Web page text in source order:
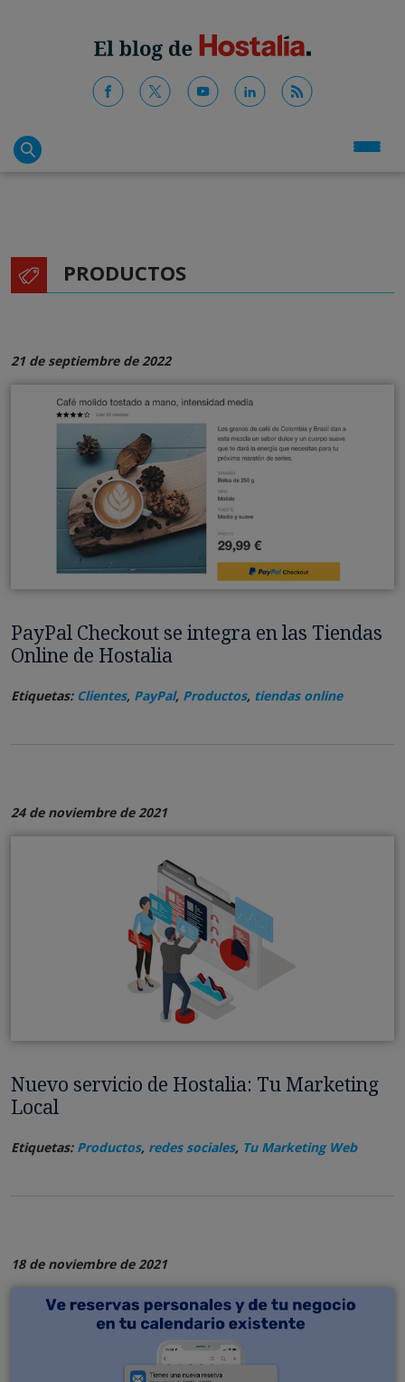
PRODUCTOS
21 de septiembre de 2022
PayPal Checkout se integra en las Tiendas
Online de Hostalia
Etiquetas: Clientes, PayPal, Productos, tiendas online
24 de noviembre de 2021
Nuevo servicio de Hostalia: Tu Marketing
Local
Etiquetas: Productos, redes sociales, Tu Marketing Web
18 de noviembre de 2021